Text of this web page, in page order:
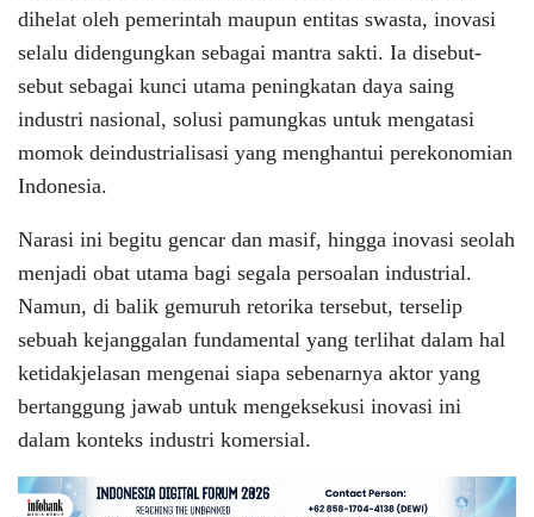
dihelat oleh pemerintah maupun entitas swasta, inovasi
selalu didengungkan sebagai mantra sakti. Ia disebut-
sebut sebagai kunci utama peningkatan daya saing
industri nasional, solusi pamungkas untuk mengatasi
momok deindustrialisasi yang menghantui perekonomian
Indonesia.
Narasi ini begitu gencar dan masif, hingga inovasi seolah
menjadi obat utama bagi segala persoalan industrial.
Namun, di balik gemuruh retorika tersebut, terselip
sebuah kejanggalan fundamental yang terlihat dalam hal
ketidakjelasan mengenai siapa sebenarnya aktor yang
bertanggung jawab untuk mengeksekusi inovasi ini
dalam konteks industri komersial.